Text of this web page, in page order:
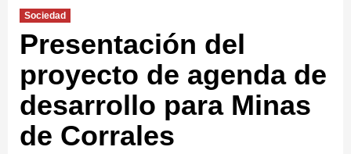
Sociedad
Presentación del
proyecto de agenda de
desarrollo para Minas
de Corrales